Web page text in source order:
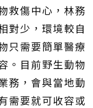
救傷中心，林務
對少，環境較自
只需要簡單醫療
。目前野生動物
務，會與當地動
需要就可收容或